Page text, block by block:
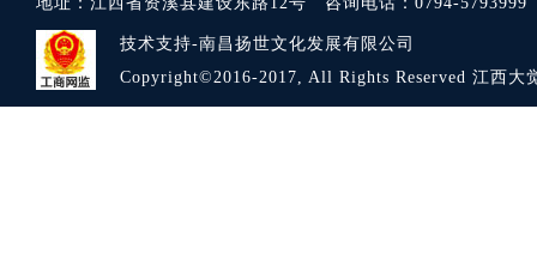
技术支持-南昌扬世文化发展有限公司
Copyright©2016-2017, All Rights Reserved 江西